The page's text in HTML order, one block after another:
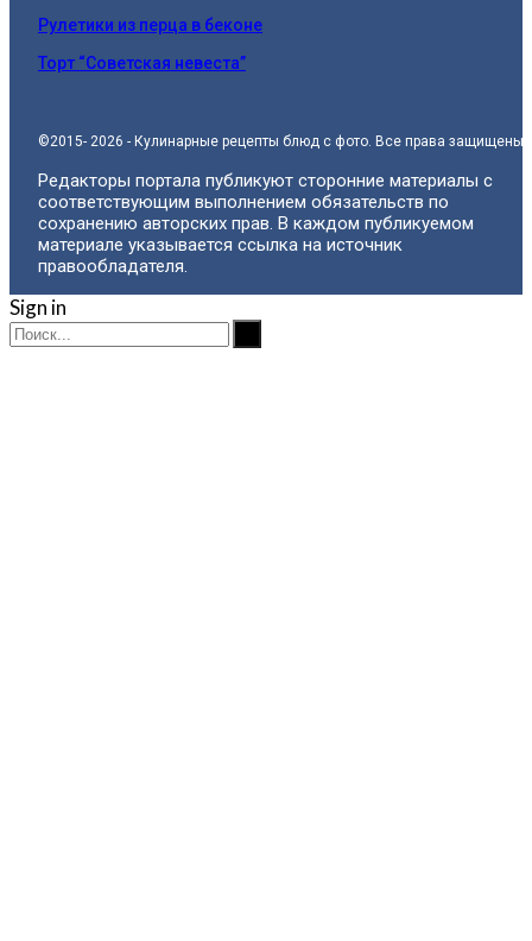
Рулетики из перца в беконе
Торт “Советская невеста”
©2015- 2026 - Кулинарные рецепты блюд с фото. Все права защищены.
Редакторы портала публикуют сторонние материалы с
соответствующим выполнением обязательств по
сохранению авторских прав. В каждом публикуемом
материале указывается ссылка на источник
правообладателя.
Sign in